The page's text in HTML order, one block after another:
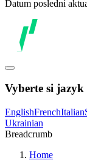
Datum poslední
Vyberte si jazyk
EnglishFrenchItalian
Ukrainian
Breadcrumb
Home